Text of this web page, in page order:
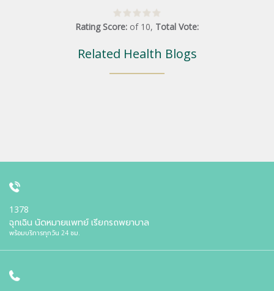
Rating Score: of 10, Total Vote:
Related Health Blogs
1378
ฉุกเฉิน นัดหมายแพทย์ เรียกรถพยาบาล
พร้อมบริการทุกวัน 24 ชม.